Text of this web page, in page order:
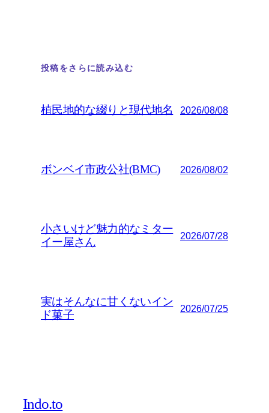
投稿をさらに読み込む
植民地的な綴りと現代地名 2026/08/08
ボンベイ市政公社(BMC) 2026/08/02
小さいけど魅力的なミター
イー屋さん
2026/07/28
実はそんなに甘くないイン
ド菓子
2026/07/25
Indo.to